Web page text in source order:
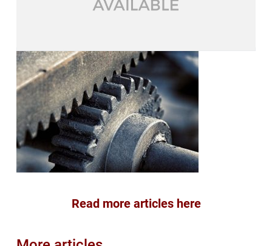
Read more articles here